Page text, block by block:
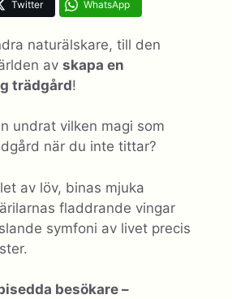
Twitter WhatsApp
naturälskare, till den
av skapa en
trädgård!
undrat vilken magi som
när du inte tittar?
av löv, binas mjuka
fladdrande vingar
symfoni av livet precis
besökare –